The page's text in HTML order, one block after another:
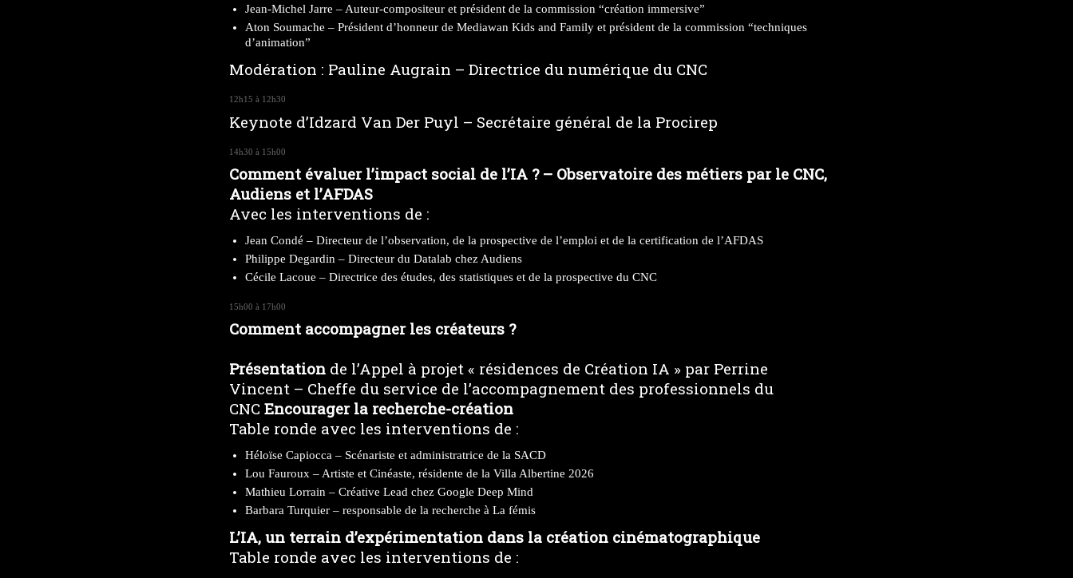
Jean-Michel Jarre – Auteur-compositeur et président de la commission “création immersive”
Aton Soumache – Président d’honneur de Mediawan Kids and Family et président de la commission “techniques
d’animation”
Modération : Pauline Augrain – Directrice du numérique du CNC
12h15 à 12h30
Keynote d’Idzard Van Der Puyl – Secrétaire général de la Procirep
14h30 à 15h00
Comment évaluer l’impact social de l’IA ? – Observatoire des métiers par le CNC,
Audiens et l’AFDAS
Avec les interventions de :
Jean Condé – Directeur de l’observation, de la prospective de l’emploi et de la certification de l’AFDAS
Philippe Degardin – Directeur du Datalab chez Audiens
Cécile Lacoue – Directrice des études, des statistiques et de la prospective du CNC
15h00 à 17h00
Comment accompagner les créateurs ?
Présentation de l’Appel à projet « résidences de Création IA » par Perrine
Vincent – Cheffe du service de l’accompagnement des professionnels du
CNC Encourager la recherche-création
Table ronde avec les interventions de :
Héloïse Capiocca – Scénariste et administratrice de la SACD
Lou Fauroux – Artiste et Cinéaste, résidente de la Villa Albertine 2026
Mathieu Lorrain – Créative Lead chez Google Deep Mind
Barbara Turquier – responsable de la recherche à La fémis
L’IA, un terrain d’expérimentation dans la création cinématographique
Table ronde avec les interventions de :